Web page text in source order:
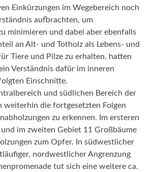
Einkürzungen im Wegebereich noch
aufbrachten, um
minimieren und dabei aber ebenfalls
an Alt- und Totholz als Lebens- und
Tiere und Pilze zu erhalten, hatten
Verständnis dafür im inneren
Einschnitte.
und südlichen Bereich der
weiterhin die fortgesetzten Folgen
zu erkennen. Im ersteren
im zweiten Gebiet 11 Großbäume
zum Opfer. In südwestlicher
nordwestlicher Angrenzung
tut sich eine weitere ca.